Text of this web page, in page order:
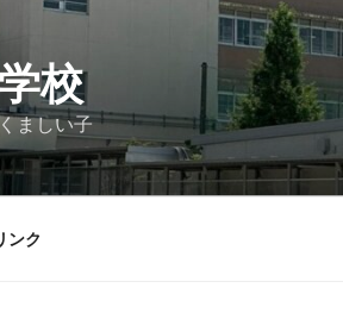
校
ましい子
ンク